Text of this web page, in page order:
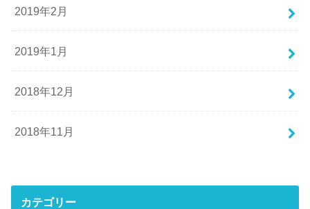
2019年2月
2019年1月
2018年12月
2018年11月
カテゴリー